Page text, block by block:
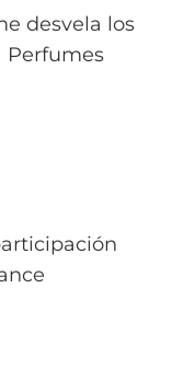
desvela los
Perfumes